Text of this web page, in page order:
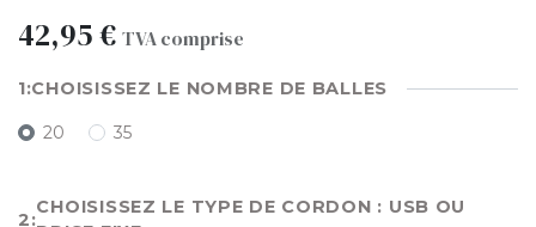
42,95€ TVA comprise
CHOISISSEZ LE NOMBRE DE BALLES
20 35
CHOISISSEZ LE TYPE DE CORDON : USB OU